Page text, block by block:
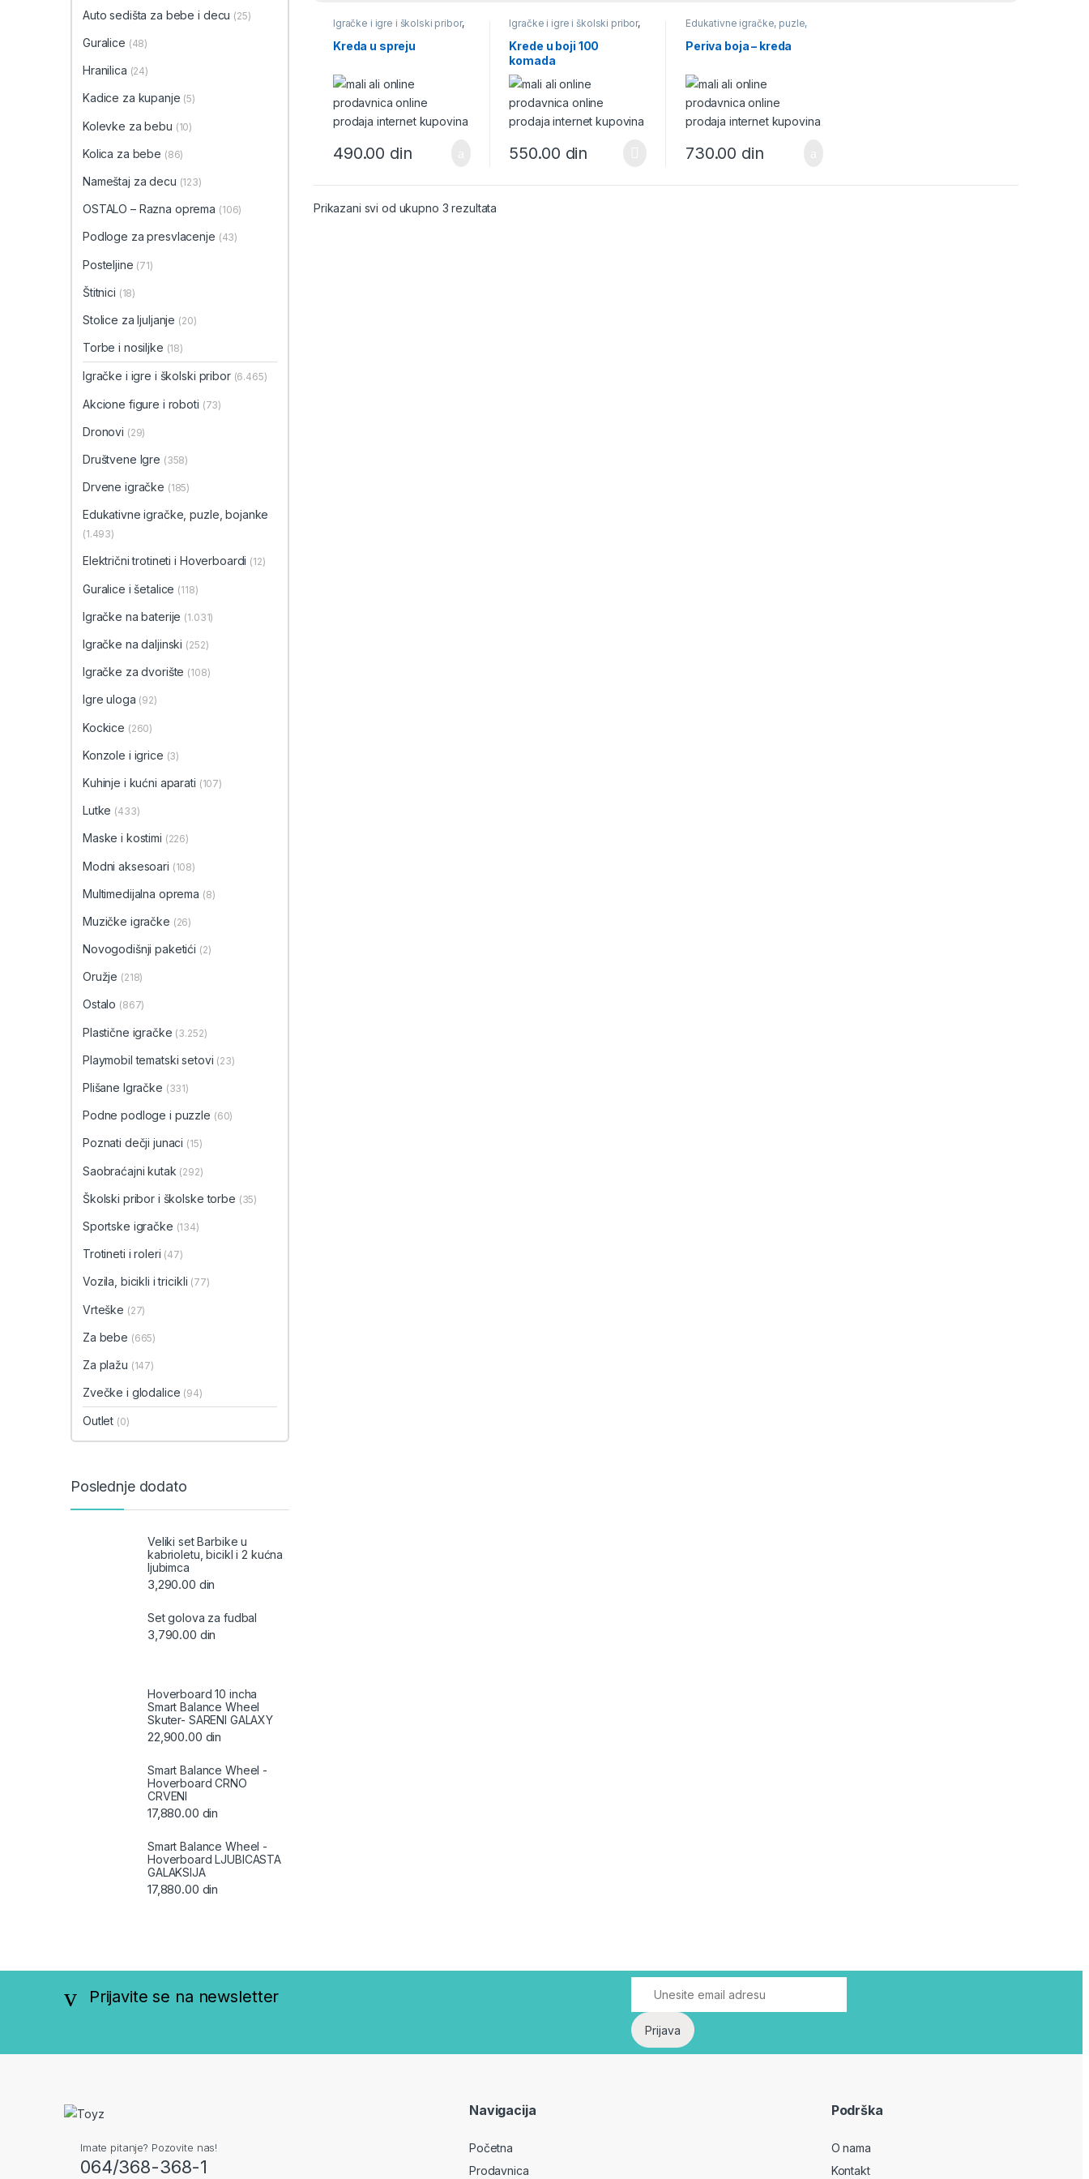
Igračke i igre i školski pribor,
Ostalo
Kreda u spreju
490.00 din
Igračke i igre i školski pribor,
Ostalo
Krede u boji 100
komada
550.00 din
Edukativne igračke, puzle,
Igračke i igre i
školski pribor, Ostalo
Periva boja – kreda
730.00 din
Prikazani svi od ukupno 3 rezultata
Auto sedišta za bebe i decu (25)
Guralice (48)
Hranilica (24)
Kadice za kupanje (5)
Kolevke za bebu (10)
Kolica za bebe (86)
Nameštaj za decu (123)
OSTALO – Razna oprema (106)
Podloge za presvlacenje (43)
Posteljine (71)
Štitnici (18)
Stolice za ljuljanje (20)
Torbe i nosiljke (18)
Igračke i igre i školski pribor (6.465)
Akcione figure i roboti (73)
Dronovi (29)
Društvene Igre (358)
Drvene igračke (185)
Edukativne igračke, puzle, bojanke
(1.493)
Električni trotineti i Hoverboardi (12)
Guralice i šetalice (118)
Igračke na baterije (1.031)
Igračke na daljinski (252)
‎Igračke za dvorište (108)
Igre uloga (92)
Kockice (260)
Konzole i igrice (3)
Kuhinje i kućni aparati (107)
Lutke (433)
Maske i kostimi (226)
Modni aksesoari (108)
Multimedijalna oprema (8)
Muzičke igračke (26)
Novogodišnji paketići (2)
Oružje (218)
Ostalo (867)
Plastične igračke (3.252)
Playmobil tematski setovi (23)
Plišane Igračke (331)
Podne podloge i puzzle (60)
Poznati dečji junaci (15)
Saobraćajni kutak (292)
Školski pribor i školske torbe (35)
Sportske igračke (134)
Trotineti i roleri (47)
Vozila, bicikli i tricikli (77)
Vrteške (27)
Za bebe (665)
Za plažu (147)
Zvečke i glodalice (94)
Outlet (0)
Poslednje dodato
Veliki set Barbike u
kabrioletu, bicikl i 2 kućna
ljubimca
3,290.00 din
Set golova za fudbal
3,790.00 din
Hoverboard 10 incha
Smart Balance Wheel
Skuter- SARENI GALAXY
22,900.00 din
Smart Balance Wheel -
Hoverboard CRNO
CRVENI
17,880.00 din
Smart Balance Wheel -
Hoverboard LJUBICASTA
GALAKSIJA
17,880.00 din
Prijavite se na newsletter
Imate pitanje? Pozovite nas!
064/368-368-1
Navigacija
Početna
Prodavnica
Podrška
O nama
Kontakt